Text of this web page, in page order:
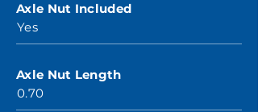
Axle Nut Included
Yes
Axle Nut Length
0.70